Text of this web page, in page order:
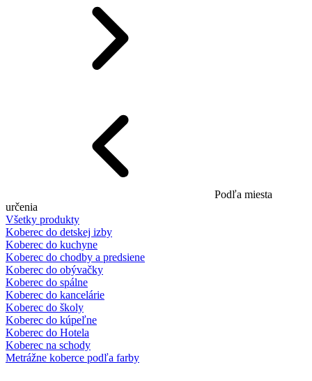
Podľa miesta
určenia
Všetky produkty
Koberec do detskej izby
Koberec do kuchyne
Koberec do chodby a predsiene
Koberec do obývačky
Koberec do spálne
Koberec do kancelárie
Koberec do školy
Koberec do kúpeľne
Koberec do Hotela
Koberec na schody
Metrážne koberce podľa farby